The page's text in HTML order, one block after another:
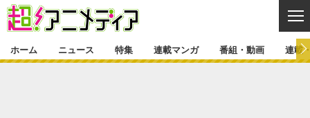
ホーム ニュース 特集 連載マンガ 番組・動画 連載